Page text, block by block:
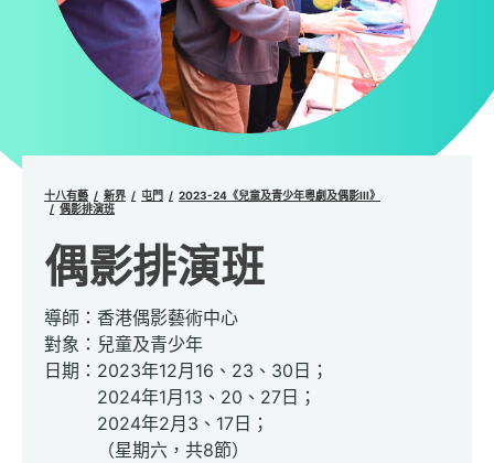
十八有藝 新界 屯門
2023-24《兒童及青少年粵劇及偶影III》
偶影排演班
偶影排演班
導師：香港偶影藝術中心
對象：兒童及青少年
日期：2023年12月16、23、30日；
2024年1月13、20、27日；
2024年2月3、17日；
（星期六，共8節）